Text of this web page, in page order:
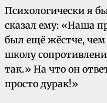
Психологически я
сказал ему: «Наша
был ещё жёстче,
школу
так.» На что он
просто дурак!»